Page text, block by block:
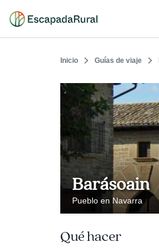
Inicio Guías de viaje
Barásoain
Pueblo en Navarra
Qué hacer